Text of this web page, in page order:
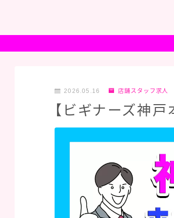
2026.05.16 店舗スタッフ求人
【ビギナーズ神